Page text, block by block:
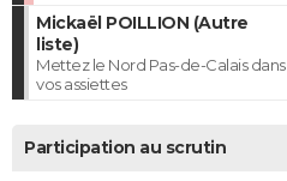
Mickaël POILLION (Autre
liste)
Mettez le Nord Pas-de-Calais dans
vos assiettes
Participation au scrutin